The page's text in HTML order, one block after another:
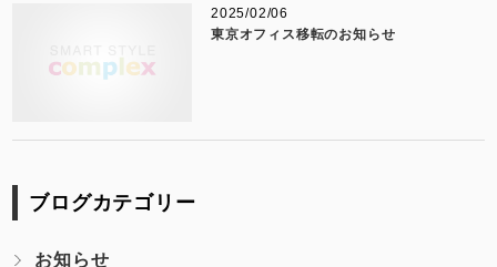
2025/02/06
東京オフィス移転のお知らせ
ブログカテゴリー
お知らせ